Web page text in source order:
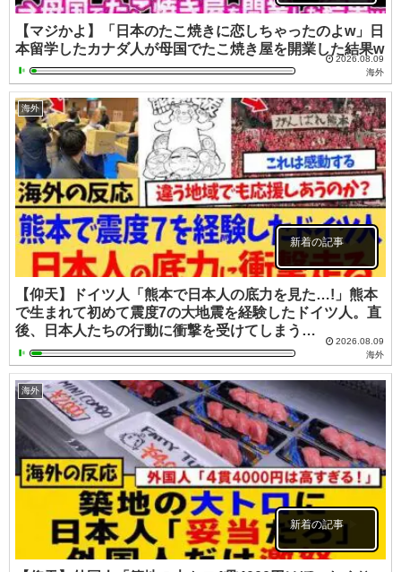
【マジかよ】「日本のたこ焼きに恋しちゃったのよw」日
本留学したカナダ人が母国でたこ焼き屋を開業した結果w
2026.08.09
海外
海外
新着の記事
【仰天】ドイツ人「熊本で日本人の底力を見た…!」熊本
で生まれて初めて震度7の大地震を経験したドイツ人。直
後、日本人たちの行動に衝撃を受けてしまう…
2026.08.09
海外
海外
新着の記事